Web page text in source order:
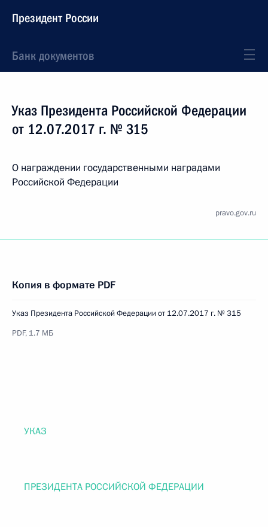
Президент России
Банк документов
Указ Президента Российской Федерации
от 12.07.2017 г. № 315
О награждении государственными наградами
Российской Федерации
pravo.gov.ru
Копия в формате PDF
Указ Президента Российской Федерации от 12.07.2017 г. № 315
PDF, 1.7 МБ
УКАЗ
ПРЕЗИДЕНТА РОССИЙСКОЙ ФЕДЕРАЦИИ